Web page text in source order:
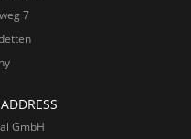
7
GmbH